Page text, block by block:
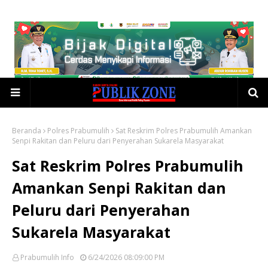
Beranda Polres Prabumulih
Sat Reskrim Polres Prabumulih Amankan
Senpi Rakitan dan Peluru dari Penyerahan Sukarela Masyarakat
Sat Reskrim Polres Prabumulih
Amankan Senpi Rakitan dan
Peluru dari Penyerahan
Sukarela Masyarakat
Prabumulih Info 6/24/2026 08:09:00 PM